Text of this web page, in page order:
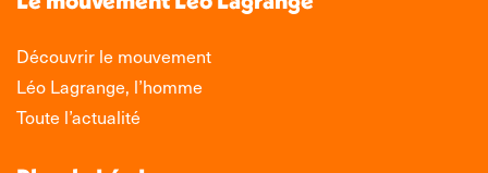
fenêtrefenêtrefenêtrefenêtre
Découvrir le mouvement
Léo Lagrange, l’homme
Toute l’actualité